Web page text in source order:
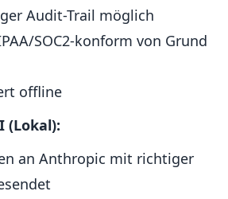
Audit-Trail möglich
SOC2-konform von Grund
offline
(Lokal):
an Anthropic mit richtiger